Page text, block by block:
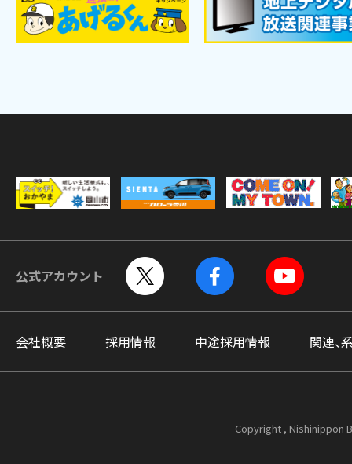
公式アカウント
会社概要 採用情報 中途採用情報 関連、
Copyright , Nishinippon